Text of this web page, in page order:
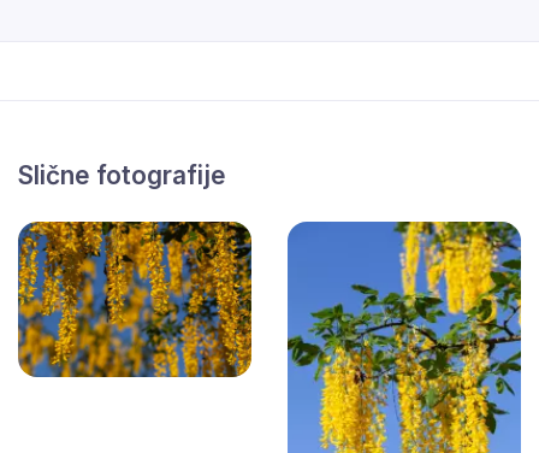
Slične fotografije